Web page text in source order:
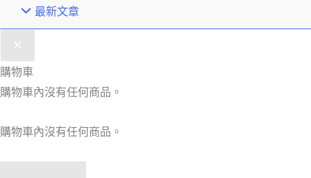
最新文章
購物車
購物車內沒有任何商品。
購物車內沒有任何商品。